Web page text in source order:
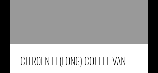
CITROEN H (LONG) COFFEE VAN